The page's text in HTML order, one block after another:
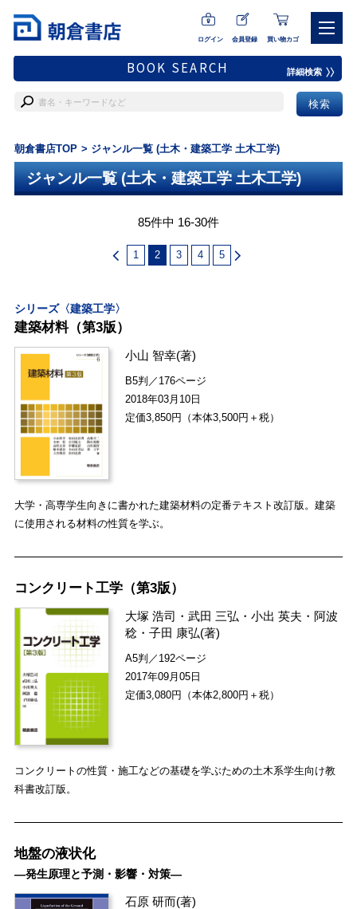
ログイン 会員登録 買い物カゴ
BOOK SEARCH 詳細検索
朝倉書店TOP ジャンル一覧 (土木・建築工学 土木工学)
ジャンル一覧 (土木・建築工学 土木工学)
85件中 16-30件
1 2 3 4 5
シリーズ〈建築工学〉
建築材料（第3版）
小山 智幸(著)
B5判／176ページ
2018年03月10日
定価3,850円（本体3,500円＋税）
大学・高専学生向きに書かれた建築材料の定番テキスト改訂版。建築
に使用される材料の性質を学ぶ。
コンクリート工学（第3版）
大塚 浩司 ・武田 三弘 ・小出 英夫 ・ 阿波
稔 ・子田 康弘(著)
A5判／192ページ
2017年09月05日
定価3,080円（本体2,800円＋税）
コンクリートの性質・施工などの基礎を学ぶための土木系学生向け教
科書改訂版。
地盤の液状化
―発生原理と予測・影響・対策―
石原 研而(著)